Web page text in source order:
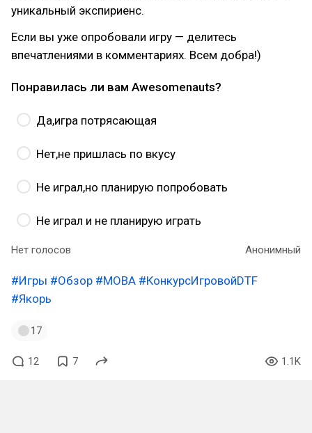
уникальный экспириенс.
Если вы уже опробовали игру — делитесь
впечатлениями в комментариях. Всем добра!)
Понравилась ли вам Awesomenauts?
Да,игра потрясающая
Нет,не пришлась по вкусу
Не играл,но планирую попробовать
Не играл и не планирую играть
Нет голосов Анонимный
#Игры #Обзор #MOBA #КонкурсИгровойDTF
#Якорь
17
12 7 1.1K